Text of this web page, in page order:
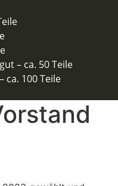
– ca. 50 Teile
ca. 100 Teile